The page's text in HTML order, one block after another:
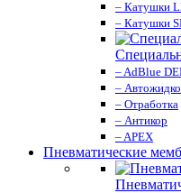
– Катушки
– Катушки
– AdBlue
–
– Отработка
– Антикор
– APEX
Пневматические